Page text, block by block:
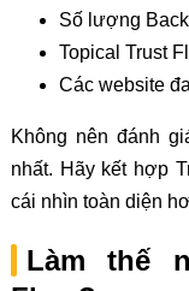
Số lượng
Topical Trust
Các website
Không nên đánh
nhất. Hãy kết hợp
cái nhìn toàn diện
Làm thế